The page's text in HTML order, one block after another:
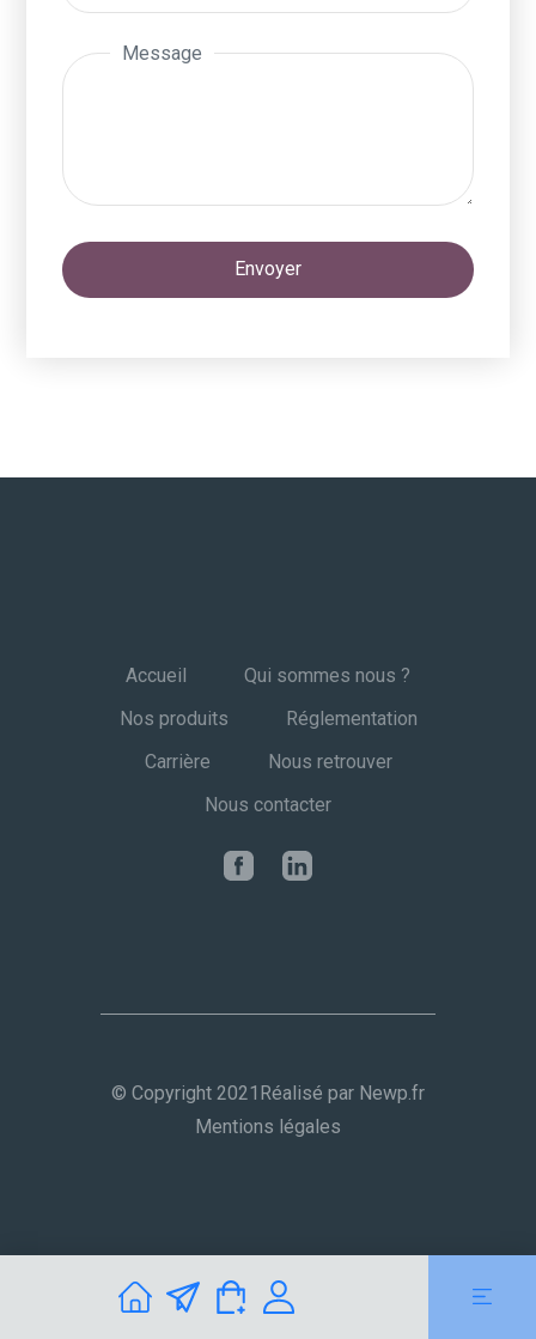
Message
Envoyer
Accueil
Qui sommes nous ?
Nos produits
Réglementation
Carrière
Nous retrouver
Nous contacter
© Copyright 2021 Réalisé par Newp.fr
Mentions légales
Contact